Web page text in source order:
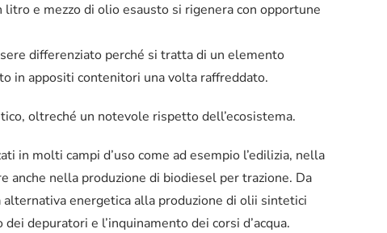
litro e mezzo di olio esausto si rigenera con opportune
differenziato perché si tratta di un elemento
in appositi contenitori una volta raffreddato.
oltreché un notevole rispetto dell’ecosistema.
in molti campi d’uso come ad esempio l’edilizia, nella
anche nella produzione di biodiesel per trazione. Da
energetica alla produzione di olii sintetici
depuratori e l’inquinamento dei corsi d’acqua.